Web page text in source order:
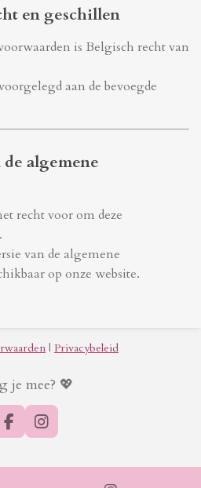
en geschillen
is Belgisch recht van
aan de bevoegde
algemene
recht voor om deze
van de algemene
op onze website.
| Privacybeleid
je mee? 💖
F
a
e
I
n
t